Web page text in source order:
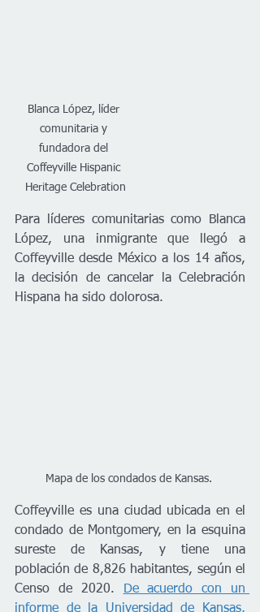
Blanca López, líder
comunitaria y
fundadora del
Coffeyville Hispanic
Heritage Celebration
Para líderes comunitarias como Blanca
López, una inmigrante que llegó a
Coffeyville desde México a los 14 años,
la decisión de cancelar la Celebración
Hispana ha sido dolorosa.
Mapa de los condados de Kansas.
Coffeyville es una ciudad ubicada en el
condado de Montgomery, en la esquina
sureste de Kansas, y tiene una
población de 8,826 habitantes, según el
Censo de 2020. De acuerdo con un
informe de la Universidad de Kansas,